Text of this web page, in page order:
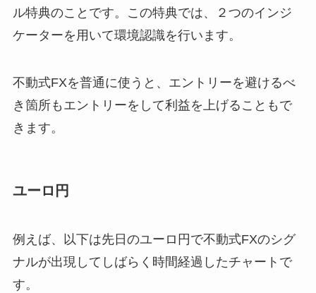
ル特典のことです。この特典では、２つのインジ
ケーターを用いて環境認識を行います。
不動式FXを普通に使うと、エントリーを避けるべ
き箇所もエントリーをして利益を上げることもで
きます。
ユーロ円
例えば、以下は先日のユーロ円で不動式FXのシグ
ナルが出現してしばらく時間経過したチャートで
す。